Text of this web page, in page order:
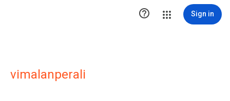
 Sign in
vimalanperali